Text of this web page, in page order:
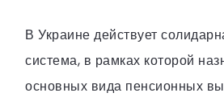
В Украине действует
система, в рамках которой
основных вида пенсионных